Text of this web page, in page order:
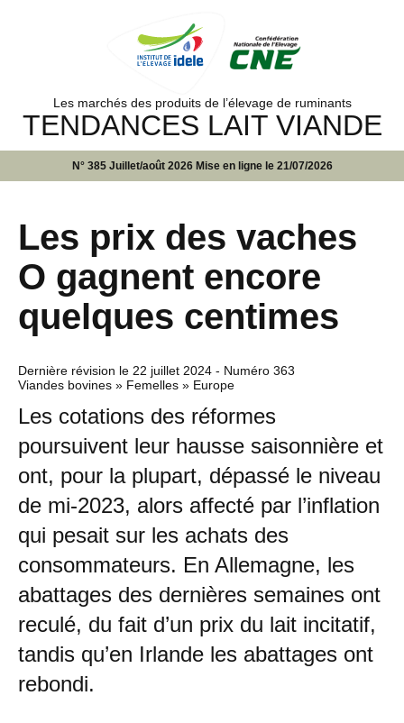
Les marchés des produits de l’élevage de ruminants
TENDANCES LAIT VIANDE
N° 385 Juillet/août 2026 Mise en ligne le 21/07/2026
Les prix des vaches
O gagnent encore
quelques centimes
Dernière révision le 22 juillet 2024 - Numéro 363
Viandes bovines » Femelles » Europe
Les cotations des réformes
poursuivent leur hausse saisonnière et
ont, pour la plupart, dépassé le niveau
de mi-2023, alors affecté par l’inflation
qui pesait sur les achats des
consommateurs. En Allemagne, les
abattages des dernières semaines ont
reculé, du fait d’un prix du lait incitatif,
tandis qu’en Irlande les abattages ont
rebondi.